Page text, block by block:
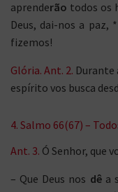
aprenderão todos os
Deus, dai-nos a paz,
fizemos!
Glória. Ant. 2. Durante
espírito vos busca
4. Salmo 66(67) –
Ant. 3. Ó Senhor, que
– Que Deus nos dêa